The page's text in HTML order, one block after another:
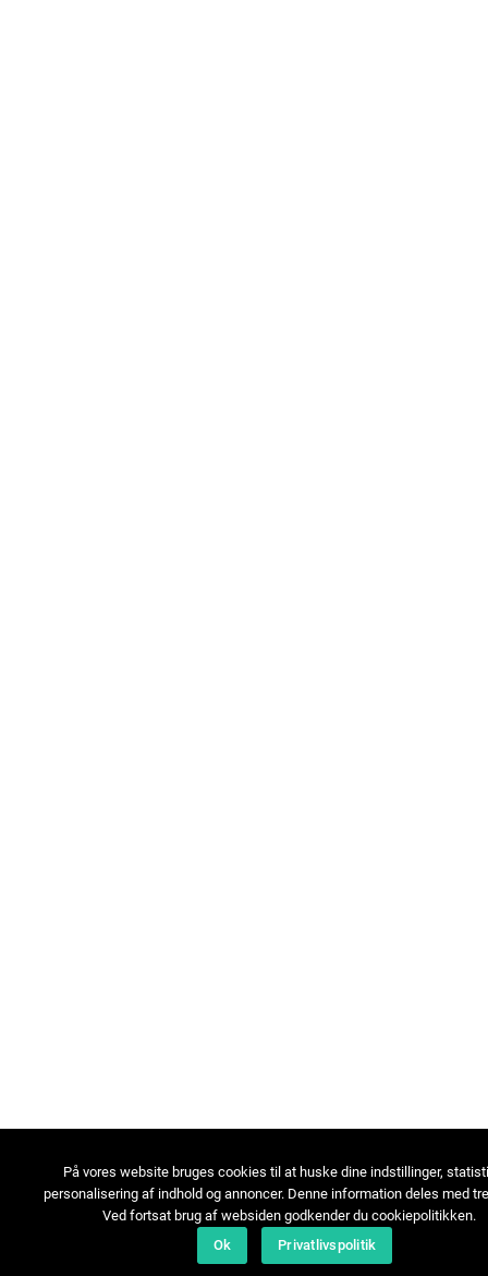
På vores website bruges cookies til at huske dine indstillinger,
personalisering af indhold og annoncer. Denne information deles med
Ved fortsat brug af websiden godkender du cookiepolitikken.
Ok
Privatlivspolitik